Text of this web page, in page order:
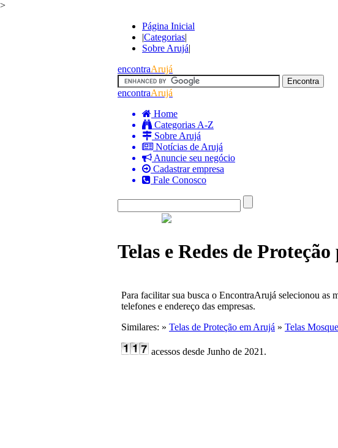
>
Página Inicial
|Categorias|
Sobre Arujá|
encontraArujá
encontraArujá
Home
Categorias A-Z
Sobre Arujá
Notícias de Arujá
Anuncie seu negócio
Cadastrar empresa
Fale Conosco
Telas e Redes de
Para facilitar sua busca o EncontraArujá selecionou as
telefones e endereço das empresas.
Similares: » Telas de Proteção em Arujá » Telas
acessos desde Junho de 2021.